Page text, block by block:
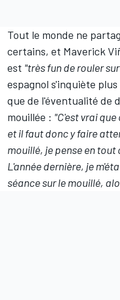
Tout le monde ne
certains, et Maverick
est "très fun de rouler
espagnol s'inquiète
que de l'éventualité de
mouillée : "C'est vrai
et il faut donc y faire
mouillé, je pense en
L'année dernière, je
séance sur le mouillé,